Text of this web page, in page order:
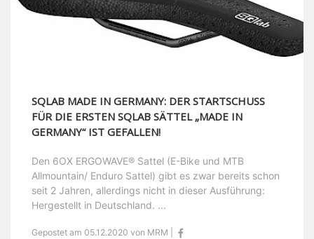
SQLAB MADE IN GERMANY: DER STARTSCHUSS
FÜR DIE ERSTEN SQLAB SÄTTEL „MADE IN
GERMANY“ IST GEFALLEN!
Den 6OX ERGOWAVE® Sattel (E-Bike und MTB
Allmountain/ Enduro Sattel) gibt es zwar bereits schon
seit 2 Jahren, allerdings nicht in dieser Ausführung:
Hergestellt in Deutschland. ...
Gepostet am 05.12.2020 von MRM |